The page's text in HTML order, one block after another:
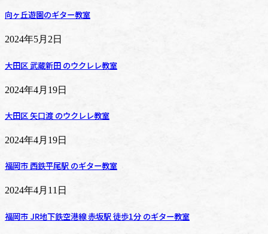
向ヶ丘遊園のギター教室
2024年5月2日
大田区 武蔵新田 のウクレレ教室
2024年4月19日
大田区 矢口渡 のウクレレ教室
2024年4月19日
福岡市 西鉄平尾駅 のギター教室
2024年4月11日
福岡市 JR地下鉄空港線 赤坂駅 徒歩1分 のギター教室